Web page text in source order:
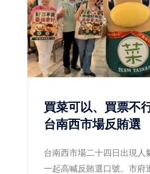
買菜可以、買票不
台南西市場反賄選
台南西市場二十四日出現人
一起高喊反賄選口號。市府